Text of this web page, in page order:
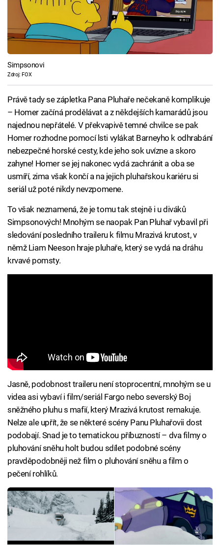
Simpsonovi
Zdroj: FOX
Právě tady se zápletka Pana Pluhaře nečekaně komplikuje
– Homer začíná prodělávat a z někdejších kamarádů jsou
najednou nepřátelé. V překvapivě temné chvilce se pak
Homer rozhodne pomocí lsti vylákat Barneyho k odhrabání
nebezpečné horské cesty, kde jeho sok uvízne a skoro
zahyne! Homer se jej nakonec vydá zachránit a oba se
usmíří, zima však končí a na jejich pluhařskou kariéru si
seriál už poté nikdy nevzpomene.
To však neznamená, že je tomu tak stejně i u diváků
Simpsonových! Mnohým se naopak Pan Pluhař vybavil při
sledování posledního traileru k filmu Mrazivá krutost, v
němž Liam Neeson hraje pluhaře, který se vydá na dráhu
krvavé pomsty.
Jasně, podobnost traileru není stoprocentní, mnohým se u
videa asi vybaví i film/seriál Fargo nebo severský Boj
sněžného pluhu s mafií, který Mrazivá krutost remakuje.
Nelze ale upřít, že se některé scény Panu Pluhařovii dost
podobají. Snad je to tematickou příbuzností – dva filmy o
pluhování sněhu holt budou sdílet podobné scény
pravděpodobněji než film o pluhování sněhu a film o
pečení rohlíků.